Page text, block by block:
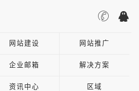
网站建设 网站推广
企业邮箱 解决方案
资讯中心 区域